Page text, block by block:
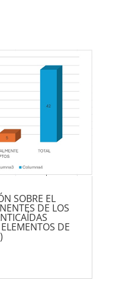
SOBRE EL
DE LOS
DE